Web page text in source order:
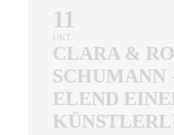
11
OKT.
CLARA &
SCHUMANN
ELEND